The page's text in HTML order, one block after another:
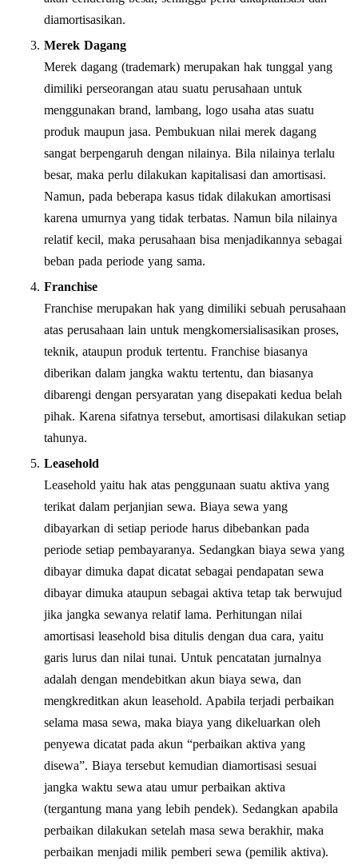
diamortisasikan.
Merek Dagang
Merek dagang (trademark) merupakan hak tunggal yang
dimiliki perseorangan atau suatu perusahaan untuk
menggunakan brand, lambang, logo usaha atas suatu
produk maupun jasa. Pembukuan nilai merek dagang
sangat berpengaruh dengan nilainya. Bila nilainya terlalu
besar, maka perlu dilakukan kapitalisasi dan amortisasi.
Namun, pada beberapa kasus tidak dilakukan amortisasi
karena umurnya yang tidak terbatas. Namun bila nilainya
relatif kecil, maka perusahaan bisa menjadikannya sebagai
beban pada periode yang sama.
Franchise
Franchise merupakan hak yang dimiliki sebuah perusahaan
atas perusahaan lain untuk mengkomersialisasikan proses,
teknik, ataupun produk tertentu. Franchise biasanya
diberikan dalam jangka waktu tertentu, dan biasanya
dibarengi dengan persyaratan yang disepakati kedua belah
pihak. Karena sifatnya tersebut, amortisasi dilakukan setiap
tahunya.
Leasehold
Leasehold yaitu hak atas penggunaan suatu aktiva yang
terikat dalam perjanjian sewa. Biaya sewa yang
dibayarkan di setiap periode harus dibebankan pada
periode setiap pembayaranya. Sedangkan biaya sewa yang
dibayar dimuka dapat dicatat sebagai pendapatan sewa
dibayar dimuka ataupun sebagai aktiva tetap tak berwujud
jika jangka sewanya relatif lama. Perhitungan nilai
amortisasi leasehold bisa ditulis dengan dua cara, yaitu
garis lurus dan nilai tunai. Untuk pencatatan jurnalnya
adalah dengan mendebitkan akun biaya sewa, dan
mengkreditkan akun leasehold. Apabila terjadi perbaikan
selama masa sewa, maka biaya yang dikeluarkan oleh
penyewa dicatat pada akun “perbaikan aktiva yang
disewa”. Biaya tersebut kemudian diamortisasi sesuai
jangka waktu sewa atau umur perbaikan aktiva
(tergantung mana yang lebih pendek). Sedangkan apabila
perbaikan dilakukan setelah masa sewa berakhir, maka
perbaikan menjadi milik pemberi sewa (pemilik aktiva).